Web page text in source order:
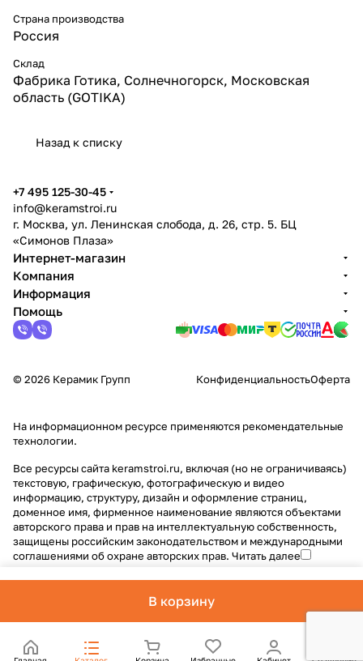
Страна производства
Россия
Склад
Фабрика Готика, Солнечногорск, Московская
область (GOTIKA)
Назад к списку
В корзину
+7 495 125-30-45
info@keramstroi.ru
г. Москва, ул. Ленинская слобода, д. 26, стр. 5. БЦ
«Симонов Плаза»
Интернет-магазин
Компания
Информация
Помощь
© 2026 Керамик Групп КонфиденциальностьОферта
На информационном ресурсе применяются рекомендательные
технологии.
Все ресурсы сайта keramstroi.ru, включая (но не ограничиваясь)
текстовую, графическую, фотографическую и видео
информацию, структуру, дизайн и оформление страниц,
доменное имя, фирменное наименование являются объектами
авторского права и прав на интеллектуальную собственность,
защищены российским законодательством и международными
соглашениями об охране авторских прав. Читать далее